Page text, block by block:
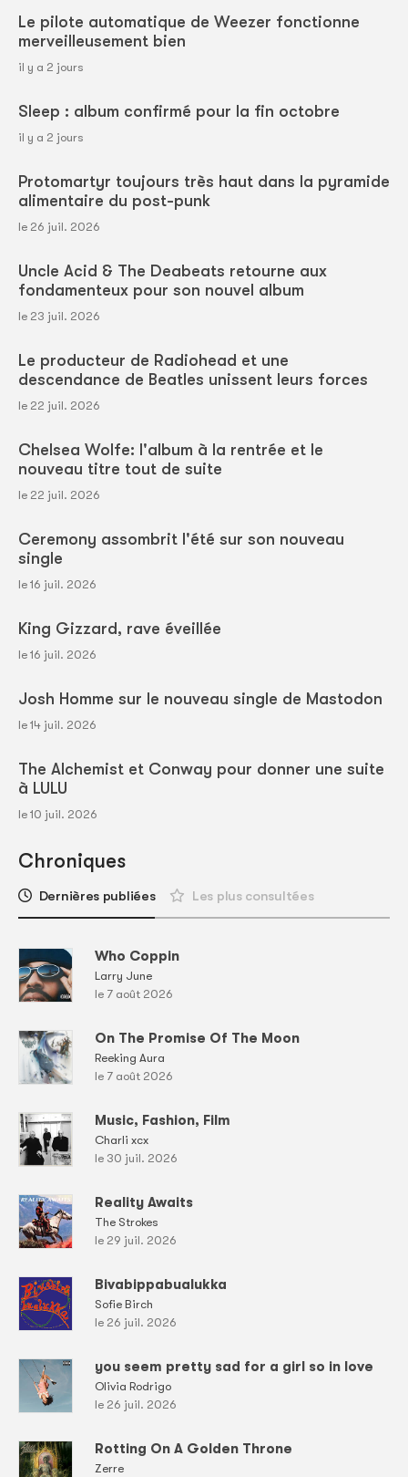
Le pilote automatique de Weezer fonctionne
merveilleusement bien
il y a 2 jours
Sleep : album confirmé pour la fin octobre
il y a 2 jours
Protomartyr toujours très haut dans la pyramide
alimentaire du post-punk
le 26 juil. 2026
Uncle Acid & The Deabeats retourne aux
fondamenteux pour son nouvel album
le 23 juil. 2026
Le producteur de Radiohead et une
descendance de Beatles unissent leurs forces
le 22 juil. 2026
Chelsea Wolfe: l'album à la rentrée et le
nouveau titre tout de suite
le 22 juil. 2026
Ceremony assombrit l'été sur son nouveau
single
le 16 juil. 2026
King Gizzard, rave éveillée
le 16 juil. 2026
Josh Homme sur le nouveau single de Mastodon
le 14 juil. 2026
The Alchemist et Conway pour donner une suite
à LULU
le 10 juil. 2026
Chroniques
Dernières publiées Les plus consultées
Who Coppin
Larry June
le 7 août 2026
On The Promise Of The Moon
Reeking Aura
le 7 août 2026
Music, Fashion, Film
Charli xcx
le 30 juil. 2026
Reality Awaits
The Strokes
le 29 juil. 2026
Bivabippabualukka
Sofie Birch
le 26 juil. 2026
you seem pretty sad for a girl so in love
Olivia Rodrigo
le 26 juil. 2026
Rotting On A Golden Throne
Zerre